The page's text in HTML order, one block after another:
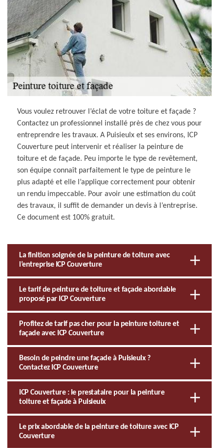
Vous voulez retrouver l’éclat de votre toiture et façade ?
Contactez un professionnel installé près de chez vous pour
entreprendre les travaux. A Puisieulx et ses environs, ICP
Couverture peut intervenir et réaliser la peinture de
toiture et de façade. Peu importe le type de revêtement,
son équipe connaît parfaitement le type de peinture le
plus adapté et elle l’applique correctement pour obtenir
un rendu impeccable. Pour avoir une estimation du coût
des travaux, il suffit de demander un devis à l’entreprise.
Ce document est 100% gratuit.
La finition soignée de la peinture de toiture avec
l’entreprise ICP Couverture
Le tarif de peinture de toiture et façade abordable
proposé par ICP Couverture
Profitez de tarif pas cher pour la peinture toiture et
façade avec ICP Couverture
Besoin de peindre une façade à Puisieulx ?
Contactez ICP Couverture
ICP Couverture : le prestataire pour la peinture
toiture et façade à Puisieulx
Le prix abordable de la peinture de toiture avec ICP
Couverture